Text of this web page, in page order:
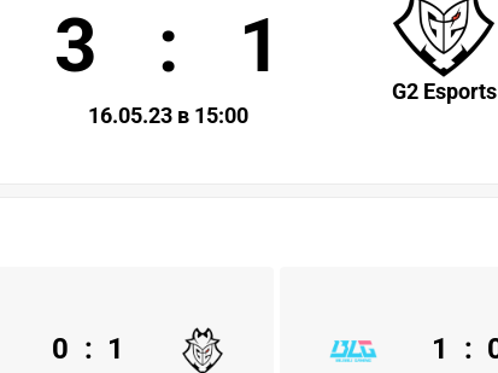
G2 Esports
3 : 1
16.05.23 в 15:00
0 : 1 1 :